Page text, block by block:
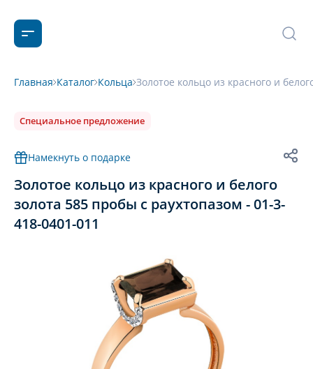
Главная Каталог Кольца Золотое кольцо из красного и
Специальное предложение
Намекнуть о подарке
Золотое кольцо из красного и белого
золота 585 пробы с раухтопазом - 01-3-
418-0401-011